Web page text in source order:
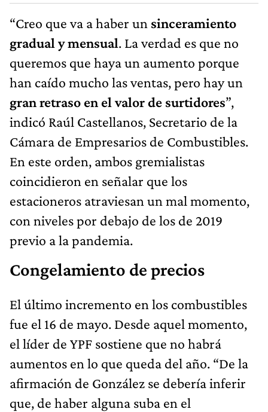
“Creo que va a haber un sinceramiento
gradual y mensual. La verdad es que no
queremos que haya un aumento porque
han caído mucho las ventas, pero hay un
gran retraso en el valor de surtidores”,
indicó Raúl Castellanos, Secretario de la
Cámara de Empresarios de Combustibles.
En este orden, ambos gremialistas
coincidieron en señalar que los
estacioneros atraviesan un mal momento,
con niveles por debajo de los de 2019
previo a la pandemia.
Congelamiento de precios
El último incremento en los combustibles
fue el 16 de mayo. Desde aquel momento,
el líder de YPF sostiene que no habrá
aumentos en lo que queda del año. “De la
afirmación de González se debería inferir
que, de haber alguna suba en el